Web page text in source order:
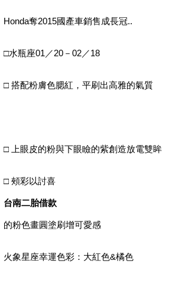
Honda奪2015國產車銷售成長冠..
□水瓶座01／20－02／18
□ 搭配粉膚色腮紅，平刷出高雅的氣質
□ 上眼皮的粉與下眼瞼的紫創造放電雙眸
□ 頰彩以討喜
台南二胎借款
的粉色畫圓塗刷增可愛感
火象星座幸運色彩：大紅色&橘色